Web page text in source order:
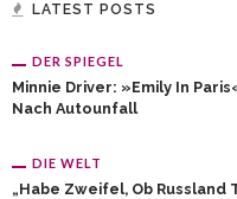
LATEST POSTS
DER SPIEGEL
Minnie Driver: »Emily In
Nach Autounfall
DIE WELT
„Habe Zweifel, Ob Russland